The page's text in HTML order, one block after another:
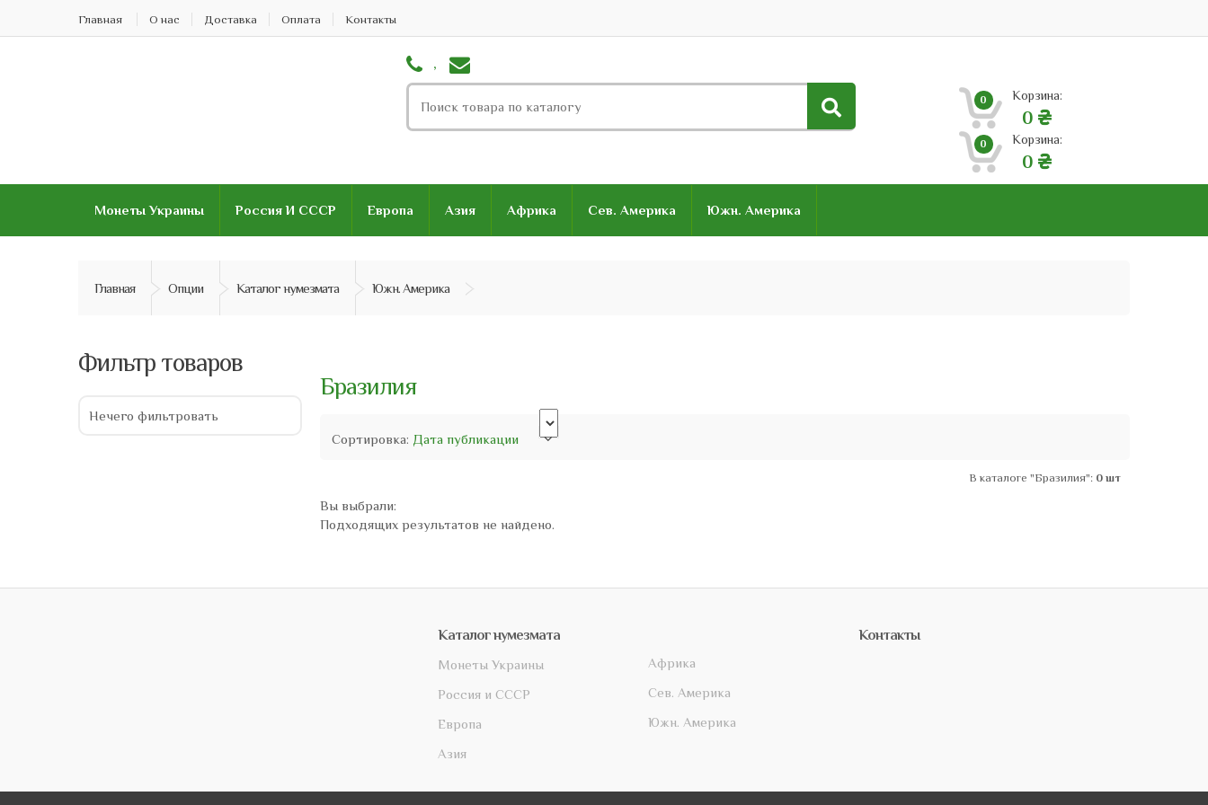
Главная О нас Доставка Оплата Контакты
,
0 Корзина:
0
0 Корзина:
0
Монеты Украины Россия И СССР Европа Азия Африка Сев. Америка Южн. Америка
Главная Опции Каталог нумезмата Южн. Америка
Фильтр товаров
Нечего фильтровать
Бразилия
Сортировка: Дата публикации
В каталоге "Бразилия": 0 шт
Вы выбрали:
Подходящих результатов не найдено.
Каталог нумезмата
Монеты Украины
Россия и СССР
Европа
Азия
Африка
Сев. Америка
Южн. Америка
Контакты